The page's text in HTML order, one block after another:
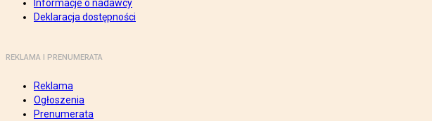
Informacje o nadawcy
Deklaracja dostępności
REKLAMA I PRENUMERATA
Reklama
Ogłoszenia
Prenumerata